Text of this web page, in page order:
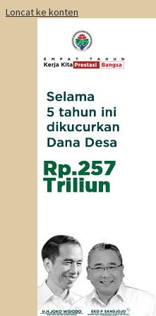
Loncat ke konten